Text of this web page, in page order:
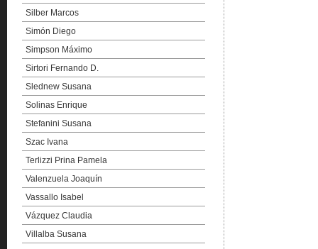
Silber Marcos
Simón Diego
Simpson Máximo
Sirtori Fernando D.
Slednew Susana
Solinas Enrique
Stefanini Susana
Szac Ivana
Terlizzi Prina Pamela
Valenzuela Joaquín
Vassallo Isabel
Vázquez Claudia
Villalba Susana